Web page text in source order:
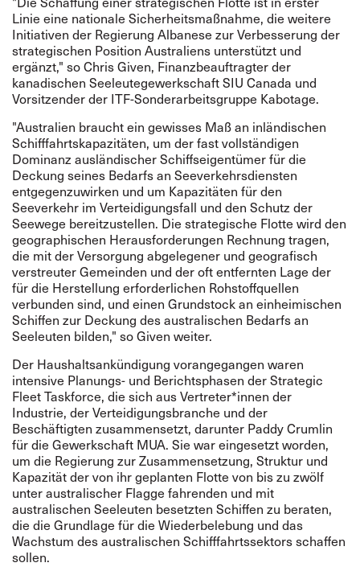
Linie eine nationale Sicherheitsmaßnahme, die weitere
Initiativen der Regierung Albanese zur Verbesserung der
strategischen Position Australiens unterstützt und
ergänzt," so Chris Given, Finanzbeauftragter der
kanadischen Seeleutegewerkschaft SIU Canada und
Vorsitzender der ITF-Sonderarbeitsgruppe Kabotage.
"Australien braucht ein gewisses Maß an inländischen
Schifffahrtskapazitäten, um der fast vollständigen
Dominanz ausländischer Schiffseigentümer für die
Deckung seines Bedarfs an Seeverkehrsdiensten
entgegenzuwirken und um Kapazitäten für den
Seeverkehr im Verteidigungsfall und den Schutz der
Seewege bereitzustellen. Die strategische Flotte wird den
geographischen Herausforderungen Rechnung tragen,
die mit der Versorgung abgelegener und geografisch
verstreuter Gemeinden und der oft entfernten Lage der
für die Herstellung erforderlichen Rohstoffquellen
verbunden sind, und einen Grundstock an einheimischen
Schiffen zur Deckung des australischen Bedarfs an
Seeleuten bilden," so Given weiter.
Der Haushaltsankündigung vorangegangen waren
intensive Planungs- und Berichtsphasen der Strategic
Fleet Taskforce, die sich aus Vertreter*innen der
Industrie, der Verteidigungsbranche und der
Beschäftigten zusammensetzt, darunter Paddy Crumlin
für die Gewerkschaft MUA. Sie war eingesetzt worden,
um die Regierung zur Zusammensetzung, Struktur und
Kapazität der von ihr geplanten Flotte von bis zu zwölf
unter australischer Flagge fahrenden und mit
australischen Seeleuten besetzten Schiffen zu beraten,
die die Grundlage für die Wiederbelebung und das
Wachstum des australischen Schifffahrtssektors schaffen
sollen.